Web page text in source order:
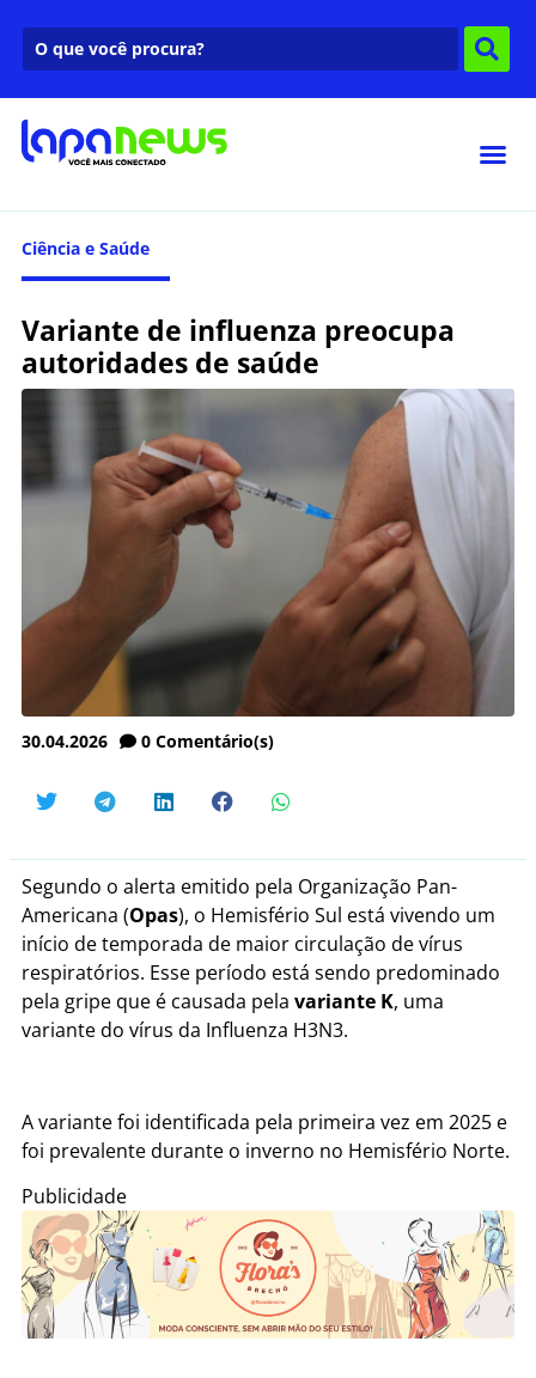
Ciência e Saúde
Variante de influenza preocupa
autoridades de saúde
30.04.2026 0 Comentário(s)
Segundo o alerta emitido pela Organização Pan-
Americana (Opas), o Hemisfério Sul está vivendo um
início de temporada de maior circulação de vírus
respiratórios. Esse período está sendo predominado
pela gripe que é causada pela variante K, uma
variante do vírus da Influenza H3N3.
A variante foi identificada pela primeira vez em 2025 e
foi prevalente durante o inverno no Hemisfério Norte.
Publicidade